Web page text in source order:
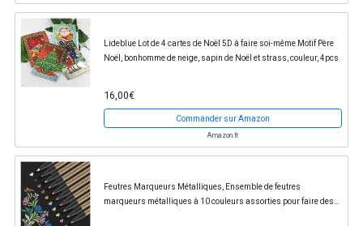
Lideblue Lot de 4 cartes de Noël 5D à faire soi-même Motif Père
Noël, bonhomme de neige, sapin de Noël et strass, couleur, 4pcs
16,00€
Commander sur Amazon
Amazon.fr
Feutres Marqueurs Métalliques, Ensemble de feutres
marqueurs métalliques à 10 couleurs assorties pour faire des